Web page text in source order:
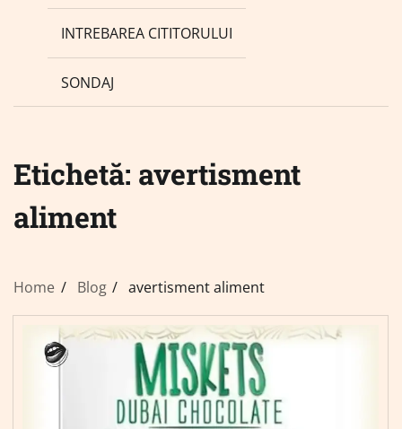
INTREBAREA CITITORULUI
SONDAJ
Etichetă: avertisment
aliment
Home Blog avertisment aliment